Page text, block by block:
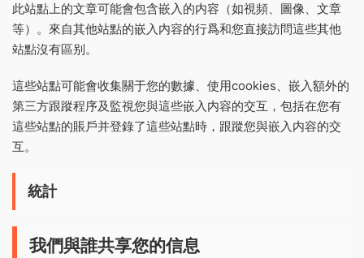
此站點上的文章可能會包含嵌入的内容（如視頻、圖像、文章
等）。來自其他站點的嵌入内容的行爲和您直接訪問這些其他
站點沒有區别。
這些站點可能會收集關于您的數據、使用cookies、嵌入額外的
第三方跟蹤程序及監視您與這些嵌入内容的交互，包括在您有
這些站點的賬戶并登錄了這些站點時，跟蹤您與嵌入内容的交
互。
統計
我們與誰共享您的信息